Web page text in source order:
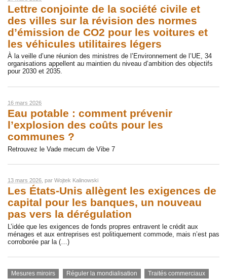
Lettre conjointe de la société civile et
des villes sur la révision des normes
d’émission de CO2 pour les voitures et
les véhicules utilitaires légers
À la veille d’une réunion des ministres de l’Environnement de l’UE, 34
organisations appellent au maintien du niveau d’ambition des objectifs
pour 2030 et 2035.
16 mars 2026
Eau potable : comment prévenir
l’explosion des coûts pour les
communes ?
Retrouvez le Vade mecum de Vibe 7
13 mars 2026, par Wojtek Kalinowski
Les États-Unis allègent les exigences de
capital pour les banques, un nouveau
pas vers la dérégulation
L’idée que les exigences de fonds propres entravent le crédit aux
ménages et aux entreprises est politiquement commode, mais n’est pas
corroborée par la (…)
Mesures miroirs Réguler la mondialisation
Traités commerciaux